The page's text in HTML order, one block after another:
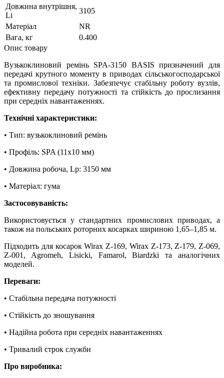
Довжина внутрішня,
Li
3105
Матеріал
NR
Вага, кг
0.400
Опис товару
Вузькоклиновий ремінь SPA-3150 BASIS призначений для
передачі крутного моменту в приводах сільськогосподарської
та промислової техніки. Забезпечує стабільну роботу вузлів,
ефективну передачу потужності та стійкість до прослизання
при середніх навантаженнях.
Технічні характеристики:
• Тип: вузькоклиновий ремінь
• Профіль: SPA (11х10 мм)
• Довжина робоча, Lp: 3150 мм
• Матеріал: гума
Застосовуваність:
Використовується у стандартних промислових приводах, а
також на польських роторних косарках шириною 1,65–1,85 м.
Підходить для косарок Wirax Z-169, Wirax Z-173, Z-179, Z-069,
Z-001, Agromeh, Lisicki, Famarol, Biardzki та аналогічних
моделей.
Переваги:
• Стабільна передача потужності
• Стійкість до зношування
• Надійна робота при середніх навантаженнях
• Тривалий строк служби
Про виробника: